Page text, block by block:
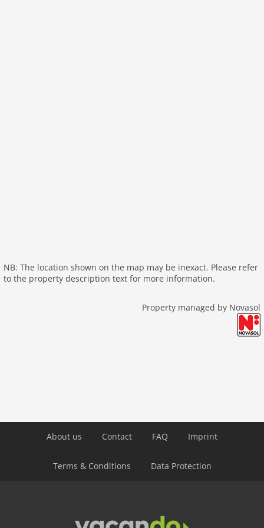
NB: The location shown on the map may be inexact. Please refer
to the property description text for more information.
Property managed by Novasol
About us Contact FAQ Imprint
Terms & Conditions Data Protection